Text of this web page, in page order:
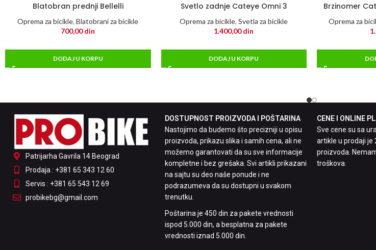
Blatobran prednji Bellelli
Oprema za bicikle,Blatobrani za bicikle
700,00din
DODAJ U KORPU
Svetlo zadnje Cateye Omni 3
Oprema za bicikle,Svetla za bicikle
1.400,00din
DODAJ U KORPU
Brzinomer
Oprema za
Patrijarha Gavrila 14 Beograd
Prodaja : +381 65 343 12 60
Servis : +381 65 543 12 69
probikebg@gmail.com
DOSTUPNOST PROIZVODA I POŠTARINA
Nastojimo da budemo što precizniji u opisu
proizvoda, prikazu slika i samih cena, ali ne
možemo garantovati da su sve informacije
kompletne i bez grešaka. Svi artikli prikazani
na sajtu su deo naše ponude i ne
podrazumeva da su dostupni u svakom
trenutku.
Poštarina je 450 din za pakete vrednosti
ispod 5.000 din, a besplatna za pakete
vrednosti iznad 5.000 din.
CENE I ONLINE
Sve cene su sa
artikle u prodaji je
proizvoda.
troškova.